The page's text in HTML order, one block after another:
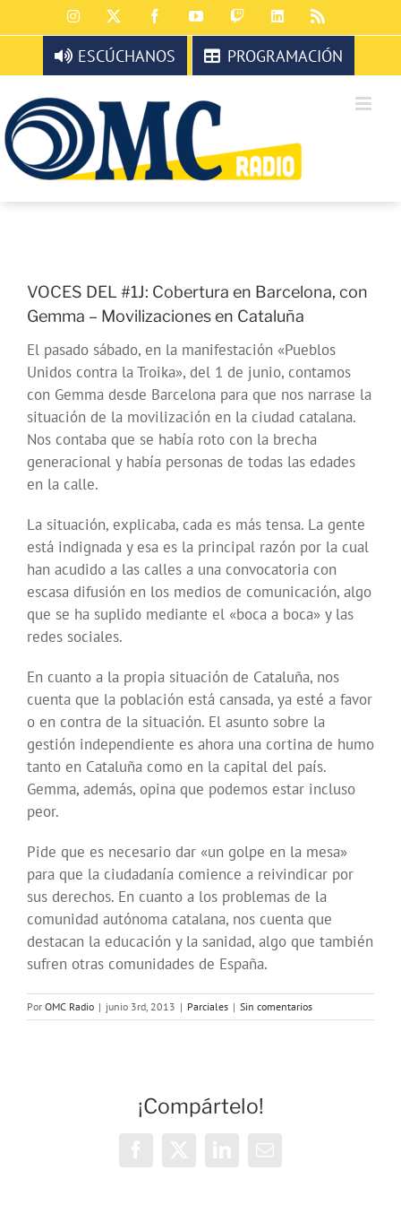
al
contenido
Instagram FacebookYouTubeTwitchLinkedIn
ESCÚCHANOS PROGRAMACIÓN
VOCES DEL #1J: Cobertura en Barcelona, con
Gemma – Movilizaciones en Cataluña
El pasado sábado, en la manifestación «Pueblos
Unidos contra la Troika», del 1 de junio, contamos
con Gemma desde Barcelona para que nos narrase la
situación de la movilización en la ciudad catalana.
Nos contaba que se había roto con la brecha
generacional y había personas de todas las edades
en la calle.
La situación, explicaba, cada es más tensa. La gente
está indignada y esa es la principal razón por la cual
han acudido a las calles a una convocatoria con
escasa difusión en los medios de comunicación, algo
que se ha suplido mediante el «boca a boca» y las
redes sociales.
En cuanto a la propia situación de Cataluña, nos
cuenta que la población está cansada, ya esté a favor
o en contra de la situación. El asunto sobre la
gestión independiente es ahora una cortina de humo
tanto en Cataluña como en la capital del país.
Gemma, además, opina que podemos estar incluso
peor.
Pide que es necesario dar «un golpe en la mesa»
para que la ciudadanía comience a reivindicar por
sus derechos. En cuanto a los problemas de la
comunidad autónoma catalana, nos cuenta que
destacan la educación y la sanidad, algo que también
sufren otras comunidades de España.
Por OMC Radio | junio 3rd, 2013 | Parciales | Sin comentarios
¡Compártelo!